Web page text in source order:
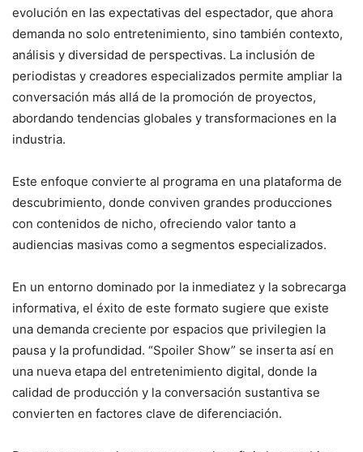
evolución en las expectativas del espectador, que ahora
demanda no solo entretenimiento, sino también contexto,
análisis y diversidad de perspectivas. La inclusión de
periodistas y creadores especializados permite ampliar la
conversación más allá de la promoción de proyectos,
abordando tendencias globales y transformaciones en la
industria.
Este enfoque convierte al programa en una plataforma de
descubrimiento, donde conviven grandes producciones
con contenidos de nicho, ofreciendo valor tanto a
audiencias masivas como a segmentos especializados.
En un entorno dominado por la inmediatez y la sobrecarga
informativa, el éxito de este formato sugiere que existe
una demanda creciente por espacios que privilegien la
pausa y la profundidad. “Spoiler Show” se inserta así en
una nueva etapa del entretenimiento digital, donde la
calidad de producción y la conversación sustantiva se
convierten en factores clave de diferenciación.